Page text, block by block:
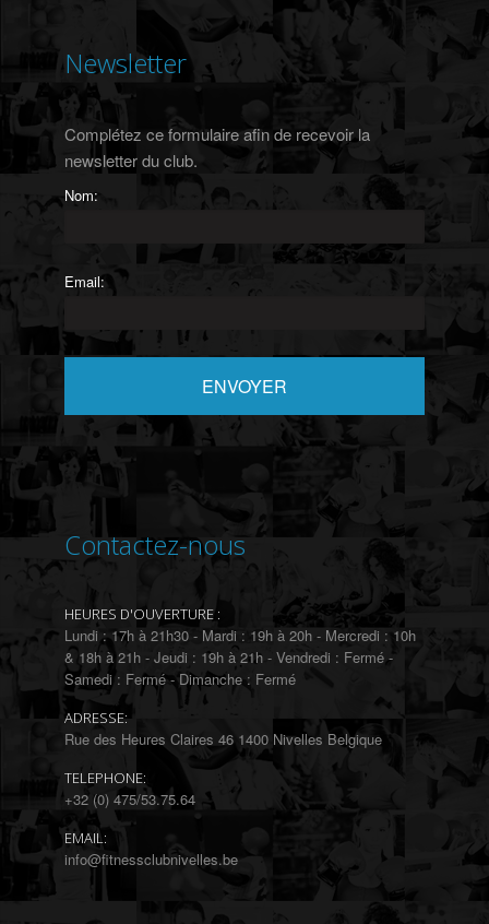
Newsletter
Complétez ce formulaire afin de recevoir la
newsletter du club.
Nom:
Email:
Contactez-nous
HEURES D'OUVERTURE :
Lundi : 17h à 21h30 - Mardi : 19h à 20h - Mercredi : 10h
& 18h à 21h - Jeudi : 19h à 21h - Vendredi : Fermé -
Samedi : Fermé - Dimanche : Fermé
ADRESSE:
Rue des Heures Claires 46 1400 Nivelles Belgique
TELEPHONE:
+32 (0) 475/53.75.64
EMAIL:
info@fitnessclubnivelles.be